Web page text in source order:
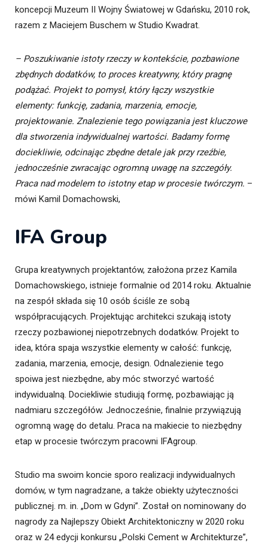
koncepcji Muzeum II Wojny Światowej w Gdańsku, 2010 rok,
razem z Maciejem Buschem w Studio Kwadrat.
– Poszukiwanie istoty rzeczy w kontekście, pozbawione
zbędnych dodatków, to proces kreatywny, który pragnę
podążać. Projekt to pomysł, który łączy wszystkie
elementy: funkcję, zadania, marzenia, emocje,
projektowanie. Znalezienie tego powiązania jest kluczowe
dla stworzenia indywidualnej wartości. Badamy formę
dociekliwie, odcinając zbędne detale jak przy rzeźbie,
jednocześnie zwracając ogromną uwagę na szczegóły.
Praca nad modelem to istotny etap w procesie twórczym. –
mówi Kamil Domachowski,
IFA Group
Grupa kreatywnych projektantów, założona przez Kamila
Domachowskiego, istnieje formalnie od 2014 roku. Aktualnie
na zespół składa się 10 osób ściśle ze sobą
współpracujących. Projektując architekci szukają istoty
rzeczy pozbawionej niepotrzebnych dodatków. Projekt to
idea, która spaja wszystkie elementy w całość: funkcję,
zadania, marzenia, emocje, design. Odnalezienie tego
spoiwa jest niezbędne, aby móc stworzyć wartość
indywidualną. Dociekliwie studiują formę, pozbawiając ją
nadmiaru szczegółów. Jednocześnie, finalnie przywiązują
ogromną wagę do detalu. Praca na makiecie to niezbędny
etap w procesie twórczym pracowni IFAgroup.
Studio ma swoim koncie sporo realizacji indywidualnych
domów, w tym nagradzane, a także obiekty użyteczności
publicznej. m. in. „Dom w Gdyni”. Został on nominowany do
nagrody za Najlepszy Obiekt Architektoniczny w 2020 roku
oraz w 24 edycji konkursu „Polski Cement w Architekturze”,